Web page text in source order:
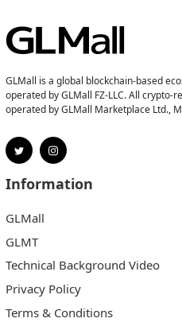
GLMall is a global blockchain-based
operated by GLMall FZ-LLC. All crypto-
operated by GLMall Marketplace Ltd.,
Information
GLMall
GLMT
Technical Background Video
Privacy Policy
Terms & Conditions